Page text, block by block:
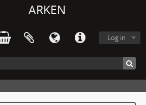
ARKEN
Log in